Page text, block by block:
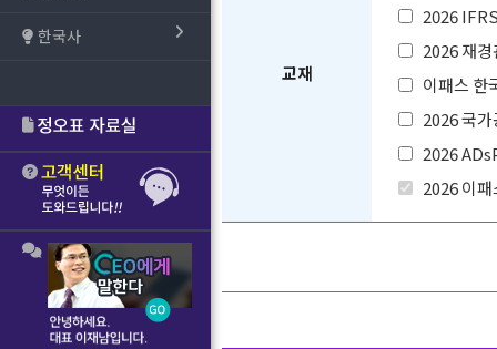
한국사
교재
2026
2026 재
이패스 한
2026 국
2026
2026 이